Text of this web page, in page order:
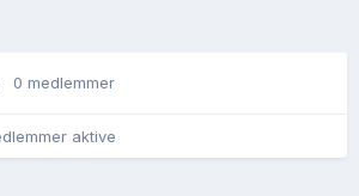
0 medlemmer
aktive